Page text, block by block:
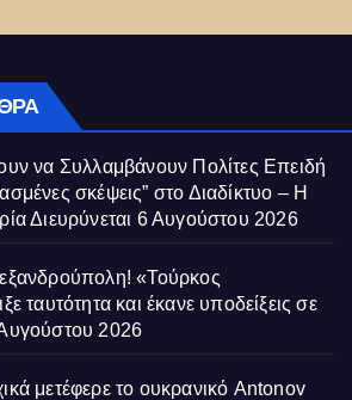
να Συλλαμβάνουν Πολίτες Επειδή
σκέψεις” στο Διαδίκτυο – Η
Διευρύνεται 6 Αυγούστου 2026
«Τούρκος
ταυτότητα και έκανε υποδείξεις σε
2026
μετέφερε το ουκρανικό Antonov